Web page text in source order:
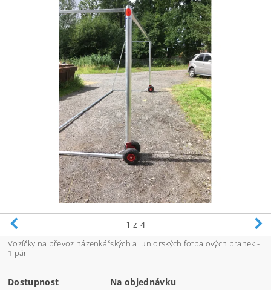
1 z 4
Vozíčky na převoz házenkářských a juniorských fotbalových branek -
1 pár
Dostupnost Na objednávku